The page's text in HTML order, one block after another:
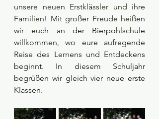
unsere neuen Erstklässler und ihre
Familien! Mit großer Freude heißen
wir euch an der Bierpohlschule
willkommen, wo eure aufregende
Reise des Lernens und Entdeckens
beginnt. In diesem Schuljahr
begrüßen wir gleich vier neue erste
Klassen.